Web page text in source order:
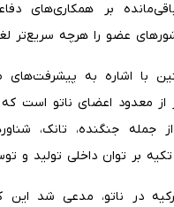
بر همکاری‌های
عضو را هرچه سریع‌تر
با اشاره به پیشرفت‌های
از معدود اعضای ناتو است
جمله جنگنده، تانک،
تکیه بر توان داخلی تولید و
در ناتو، مدعی شد این